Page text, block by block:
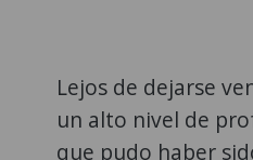
Lejos de dejarse
un alto nivel de
que pudo haber